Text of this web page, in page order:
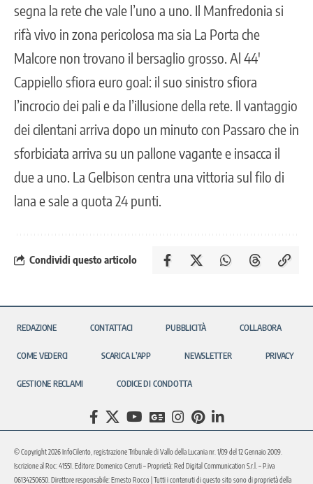
segna la rete che vale l’uno a uno. Il Manfredonia si
rifà vivo in zona pericolosa ma sia La Porta che
Malcore non trovano il bersaglio grosso. Al 44′
Cappiello sfiora euro goal: il suo sinistro sfiora
l’incrocio dei pali e da l’illusione della rete. Il vantaggio
dei cilentani arriva dopo un minuto con Passaro che in
sforbiciata arriva su un pallone vagante e insacca il
due a uno. La Gelbison centra una vittoria sul filo di
lana e sale a quota 24 punti.
Condividi questo articolo
REDAZIONE CONTATTACI PUBBLICITÀ COLLABORA
COME VEDERCI SCARICA L’APP NEWSLETTER PRIVACY
GESTIONE RECLAMI CODICE DI CONDOTTA
© Copyright 2026 InfoCilento, registrazione Tribunale di Vallo della Lucania nr. 1/09 del 12 Gennaio 2009.
Iscrizione al Roc: 41551. Editore: Domenico Cerruti – Proprietà: Red Digital Communication S.r.l. – P.iva
06134250650. Direttore responsabile: Ernesto Rocco | Tutti i contenuti di questo sito sono di proprietà della